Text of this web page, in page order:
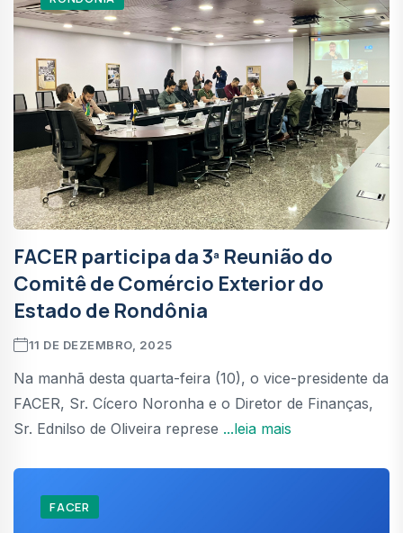
FACER participa da 3ª Reunião do
Comitê de Comércio Exterior do
Estado de Rondônia
11 DE DEZEMBRO, 2025
Na manhã desta quarta-feira (10), o vice-presidente da
FACER, Sr. Cícero Noronha e o Diretor de Finanças,
Sr. Ednilso de Oliveira represe ...leia mais
FACER